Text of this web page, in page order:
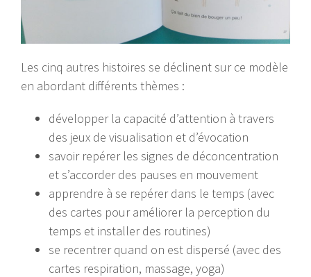
Les cinq autres histoires se déclinent sur ce modèle
en abordant différents thèmes :
développer la capacité d’attention à travers
des jeux de visualisation et d’évocation
savoir repérer les signes de déconcentration
et s’accorder des pauses en mouvement
apprendre à se repérer dans le temps (avec
des cartes pour améliorer la perception du
temps et installer des routines)
se recentrer quand on est dispersé (avec des
cartes respiration, massage, yoga)